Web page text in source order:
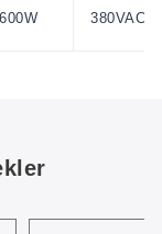
380VAC/